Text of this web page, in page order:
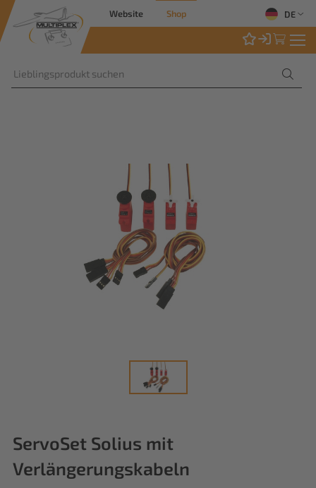
Website Shop DE
ServoSet Solius mit
Verlängerungskabeln